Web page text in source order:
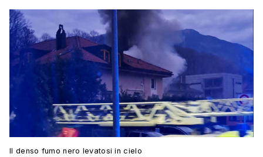
Il denso fumo nero levatosi in cielo